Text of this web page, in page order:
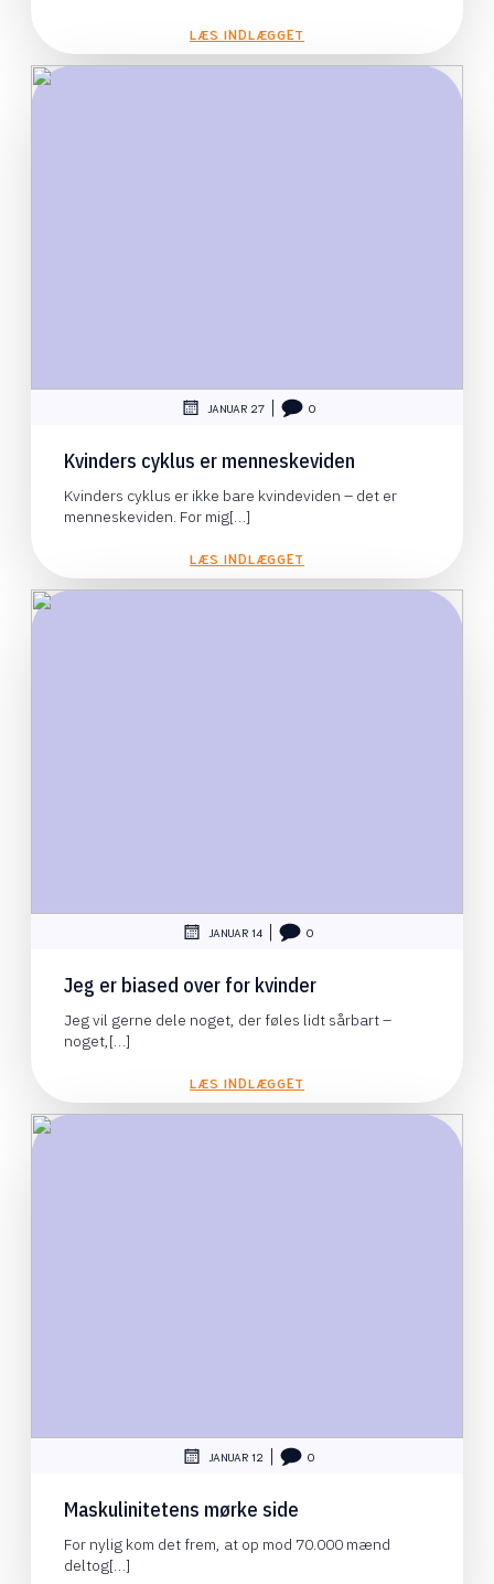
LÆS INDLÆGGET
JANUAR 27 0
Kvinders cyklus er menneskeviden
Kvinders cyklus er ikke bare kvindeviden – det er
menneskeviden. For mig[…]
LÆS INDLÆGGET
JANUAR 14 0
Jeg er biased over for kvinder
Jeg vil gerne dele noget, der føles lidt sårbart –
noget,[…]
LÆS INDLÆGGET
JANUAR 12 0
Maskulinitetens mørke side
For nylig kom det frem, at op mod 70.000 mænd
deltog[…]